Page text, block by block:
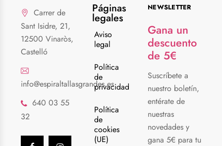
Carrer de
Sant Isidre, 21,
12500 Vinaròs,
Castelló
info@espiraltallasgrandes.es
640 03 55
32
Páginas
legales
Aviso
legal
Política
de
privacidad
Política
de
cookies
(UE)
NEWSLETTER
Gana un
descuento
de 5€
Suscríbete a
nuestro boletín,
entérate de
nuestras
novedades y
gana 5€ para tu